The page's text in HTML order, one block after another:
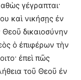
γέγραπται·
καὶ νικήσῃς ἐν
Θεοῦ δικαιοσύνην
ὁ ἐπιφέρων τὴν
ἐπεὶ πῶς
τοῦ Θεοῦ ἐν